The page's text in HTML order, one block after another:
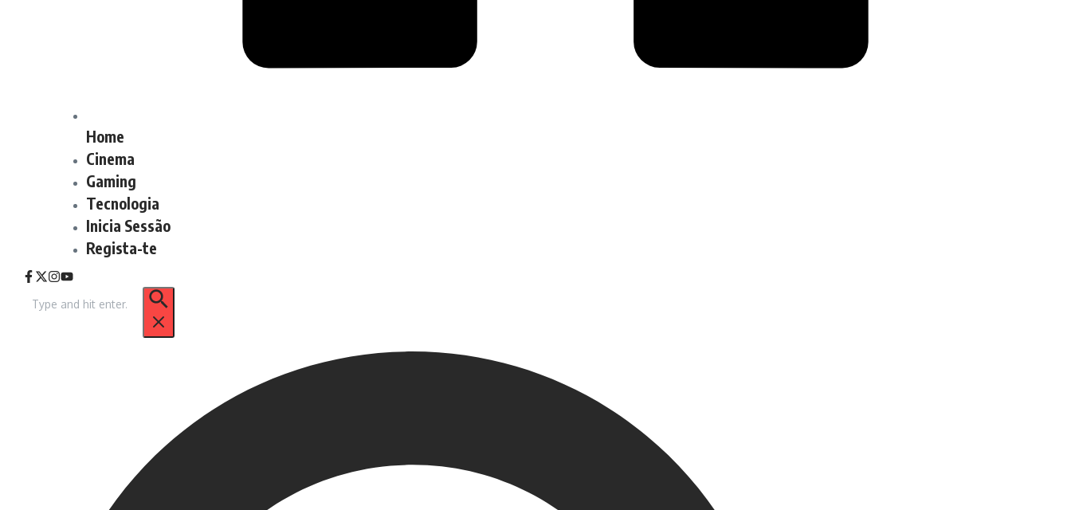
Home
Cinema
Gaming
Tecnologia
Inicia Sessão
Regista-te
por: